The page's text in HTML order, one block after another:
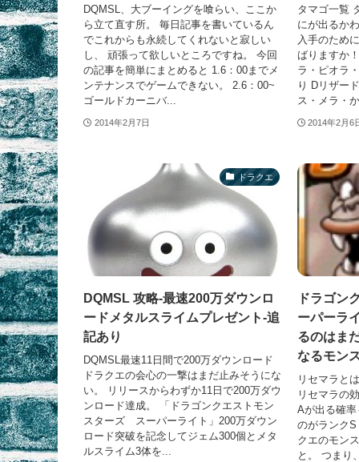
DQMSL、大ブーイングを喰らい、ここか
ら立て直す所。 毎日記事を書いているん
でこれからも永続してくれないと寂しい
し、 頑張って欲しいところですね。 今回
の記事を簡単にまとめると 1.6：00までメ
ンテナンスでゲームできない。 2.6：00~
ゴールドカーニバ...
2014年2月7日
タマゴ一覧
にが出るか
入手のため
ばりますか
ラ・ピオラ
り Dリザー
ス・メラ・
2014年2月6
ドラクエ
DQMSL 攻略-最速200万ダウンロ
ードメタルスライムプレゼント-追
記あり
DQMSL最速11日間で200万ダウンロード
ドラクエの会心の一撃はまだ止みそうにな
い。 リリースからわずか11日で200万ダウ
ンロード達成。 「ドラゴンクエストモン
スターズ スーパーライト」200万ダウン
ロード突破を記念してジェム300個とメタ
ルスライム3体を...
ドラゴン
ーパーラ
るのはま
なるモン
リセマラと
リセマラの
Aが出る確
のがランク
クエのモン
と。 つまり